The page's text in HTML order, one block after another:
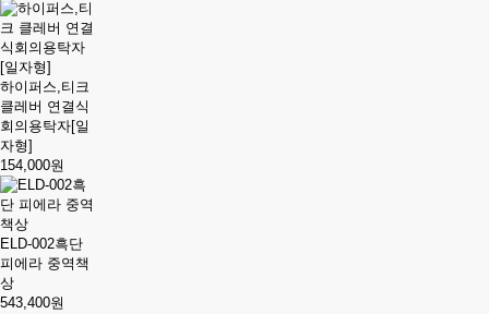
하이퍼스,티크
클레버 연결식
회의용탁자[일
자형]
154,000원
ELD-002흑단
피에라 중역책
상
543,400원